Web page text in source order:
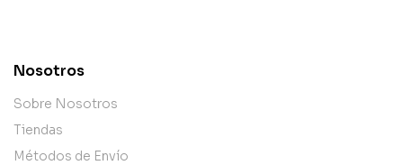
Nosotros
Sobre Nosotros
Tiendas
Métodos de Envío